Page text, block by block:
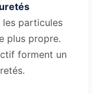
particules
plus propre.
forment un